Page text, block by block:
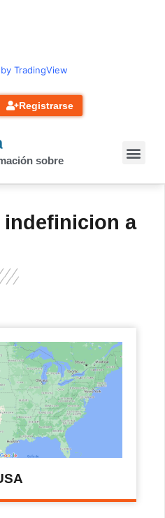
TradingView
Registrarse
sobre
indefinicion a